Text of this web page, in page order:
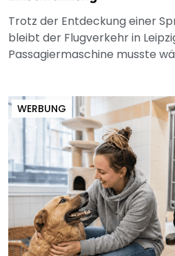
Trotz der Entdeckung einer
bleibt der Flugverkehr in
Passagiermaschine musste
WERBUNG